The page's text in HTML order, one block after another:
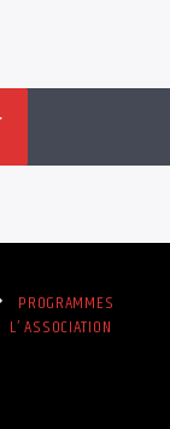
PROGRAMMES
L’ ASSOCIATION